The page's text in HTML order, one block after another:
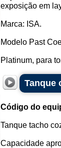
exposição em
Marca: ISA.
Modelo Past
Platinum, para
Tanque
Código do
Tanque tacho
Capacidade